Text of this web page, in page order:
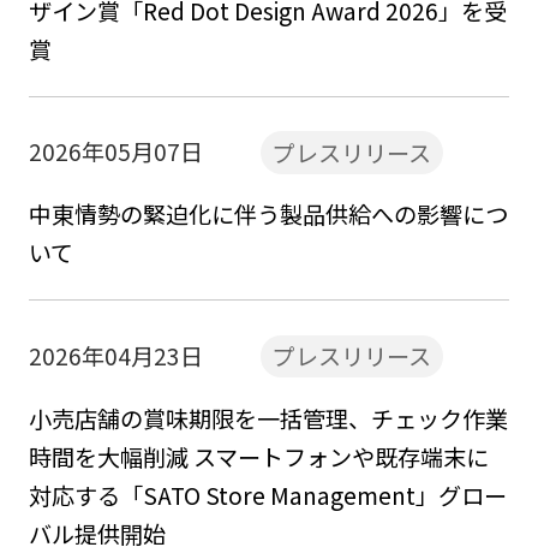
ザイン賞「Red Dot Design Award 2026」を受
賞
2026年05月07日
プレスリリース
中東情勢の緊迫化に伴う製品供給への影響につ
いて​ ​
2026年04月23日
プレスリリース
小売店舗の賞味期限を一括管理、チェック作業
時間を大幅削減 スマートフォンや既存端末に
対応する「SATO Store Management」グロー
バル提供開始